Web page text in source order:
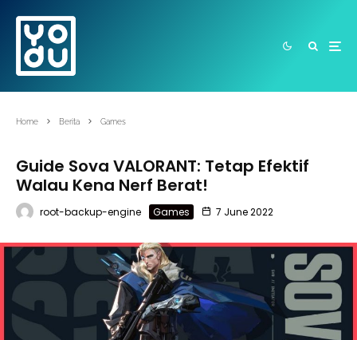
Home Berita Games
Guide Sova VALORANT: Tetap Efektif
Walau Kena Nerf Berat!
root-backup-engine Games 7 June 2022